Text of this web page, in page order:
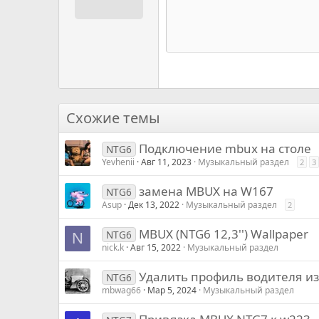
18
Times New Roman
Verdana
Схожие темы
NTG6 Подключение mbux на столе
Yevhenii Авг 11, 2023 Музыкальный раздел 2 3
NTG6 замена MBUX на W167
Asup Дек 13, 2022 Музыкальный раздел 2
N NTG6 MBUX (NTG6 12,3'') Wallpaper
nick.k Авг 15, 2022 Музыкальный раздел
NTG6 Удалить профиль водителя
mbwag66 Мар 5, 2024 Музыкальный раздел